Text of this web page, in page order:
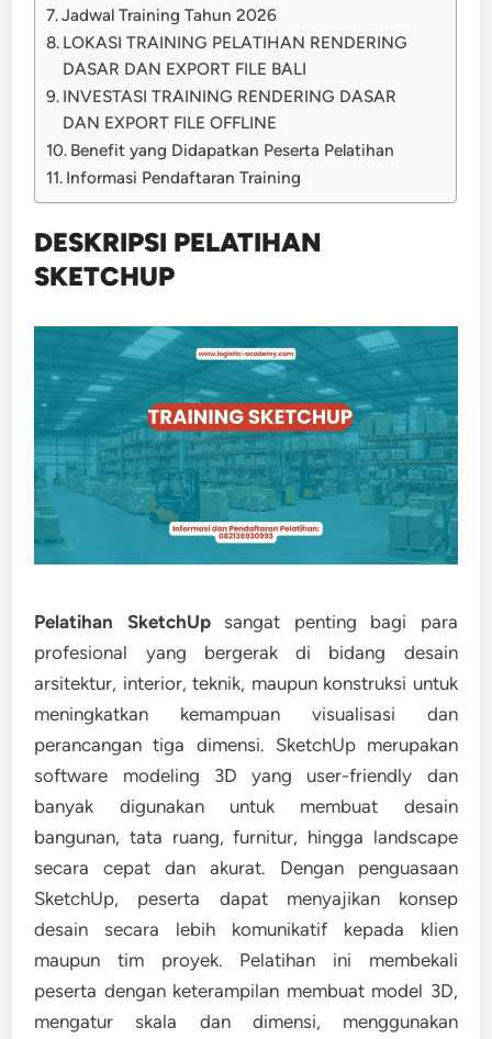
Jadwal Training Tahun 2026
LOKASI TRAINING PELATIHAN RENDERING
DASAR DAN EXPORT FILE BALI
INVESTASI TRAINING RENDERING DASAR
DAN EXPORT FILE OFFLINE
Benefit yang Didapatkan Peserta Pelatihan
Informasi Pendaftaran Training
DESKRIPSI PELATIHAN
SKETCHUP
Pelatihan SketchUpsangat penting bagi para
profesional yang bergerak di bidang desain
arsitektur, interior, teknik, maupun konstruksi untuk
meningkatkan kemampuan visualisasi dan
perancangan tiga dimensi. SketchUp merupakan
software modeling 3D yang user-friendly dan
banyak digunakan untuk membuat desain
bangunan, tata ruang, furnitur, hingga landscape
secara cepat dan akurat. Dengan penguasaan
SketchUp, peserta dapat menyajikan konsep
desain secara lebih komunikatif kepada klien
maupun tim proyek. Pelatihan ini membekali
peserta dengan keterampilan membuat model 3D,
mengatur skala dan dimensi, menggunakan